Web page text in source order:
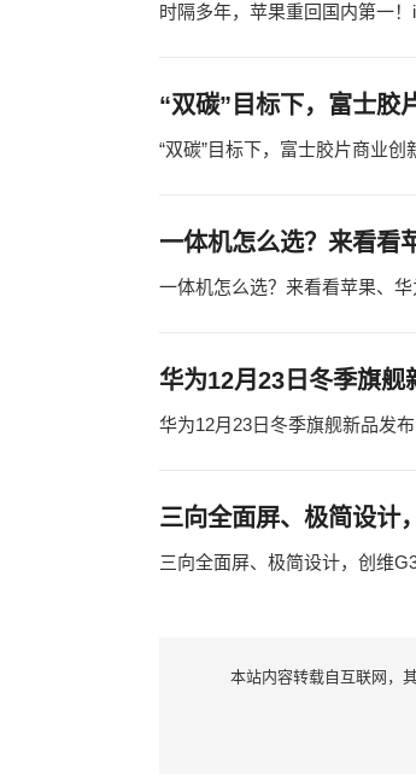
时隔多年，苹果重回国内第一！
“双碳”目标下，富士胶
“双碳”目标下，富士胶片商业
一体机怎么选？来看看
一体机怎么选？来看看苹果、
华为12月23日冬季旗舰
华为12月23日冬季旗舰新品发
三向全面屏、极简设计
三向全面屏、极简设计，创维
本站内容转载自互联网，